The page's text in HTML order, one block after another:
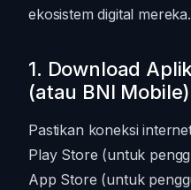
ekosistem digital mereka.
1. Download
(atau BNI Mobile)
Pastikan koneksi
Play Store (untuk
App Store (untuk